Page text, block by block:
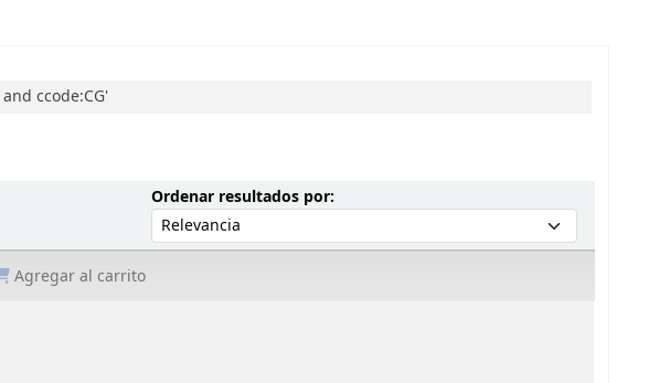
ccode:CG'
Ordenar resultados por:Ordenar por:
Agregar al carrito